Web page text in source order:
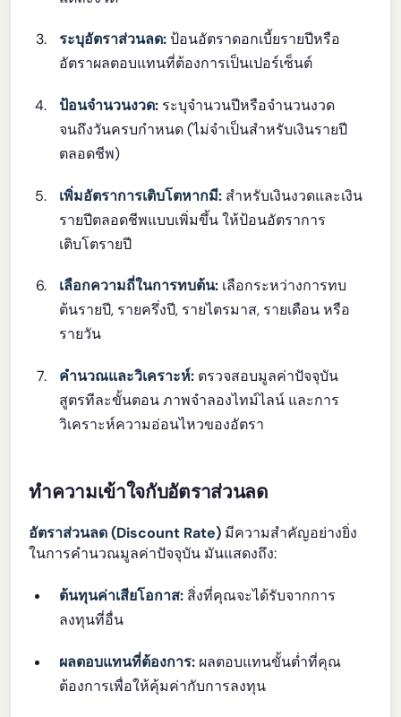
ระบุอัตราส่วนลด:ป้อนอัตราดอกเบี้ยรายปีหรือ
อัตราผลตอบแทนที่ต้องการเป็นเปอร์เซ็นต์
ป้อนจำนวนงวด: ระบุจำนวนปีหรือจำนวนงวด
จนถึงวันครบกำหนด (ไม่จำเป็นสำหรับเงินรายปี
ตลอดชีพ)
เพิ่มอัตราการเติบโตหากมี: สำหรับเงินงวดและเงิน
รายปีตลอดชีพแบบเพิ่มขึ้น ให้ป้อนอัตราการ
เติบโตรายปี
เลือกความถี่ในการทบต้น: เลือกระหว่างการทบ
ต้นรายปี, รายครึ่งปี, รายไตรมาส, รายเดือน หรือ
รายวัน
คำนวณและวิเคราะห์: ตรวจสอบมูลค่าปัจจุบัน
สูตรทีละขั้นตอน ภาพจำลองไทม์ไลน์ และการ
วิเคราะห์ความอ่อนไหวของอัตรา
ทำความเข้าใจกับอัตราส่วนลด
อัตราส่วนลด (Discount Rate) มีความสำคัญอย่างยิ่ง
ในการคำนวณมูลค่าปัจจุบัน มันแสดงถึง:
ต้นทุนค่าเสียโอกาส: สิ่งที่คุณจะได้รับจากการ
ลงทุนที่อื่น
ผลตอบแทนที่ต้องการ: ผลตอบแทนขั้นต่ำที่คุณ
ต้องการเพื่อให้คุ้มค่ากับการลงทุน